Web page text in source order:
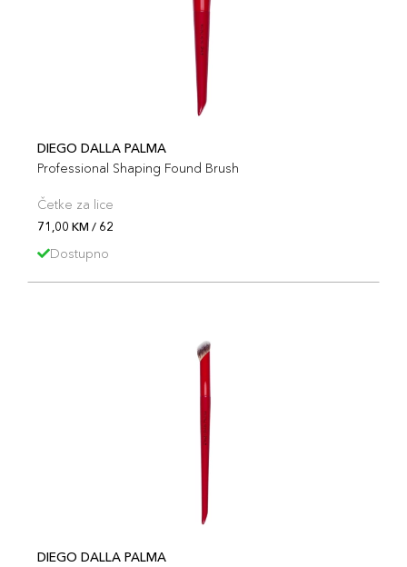
DIEGO DALLA PALMA
Professional Shaping Found Brush
Četke za lice
71,00 KM / 62
Dostupno
DIEGO DALLA PALMA